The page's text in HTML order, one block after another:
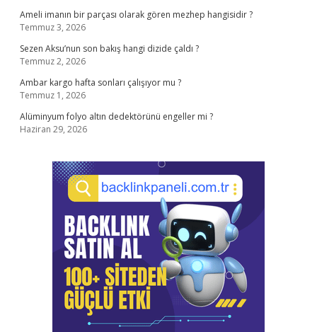
Ameli imanın bir parçası olarak gören mezhep hangisidir ?
Temmuz 3, 2026
Sezen Aksu’nun son bakış hangi dizide çaldı ?
Temmuz 2, 2026
Ambar kargo hafta sonları çalışıyor mu ?
Temmuz 1, 2026
Alüminyum folyo altın dedektörünü engeller mi ?
Haziran 29, 2026